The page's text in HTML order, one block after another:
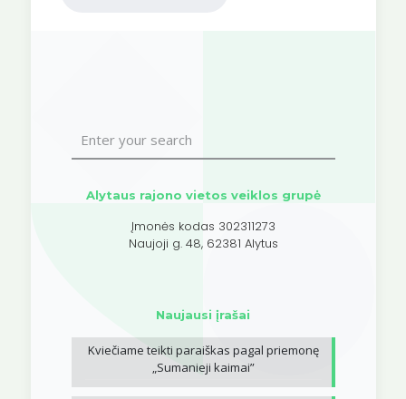
Alytaus rajono vietos veiklos grupė
Įmonės kodas 302311273
Naujoji g. 48, 62381 Alytus
Naujausi įrašai
Kviečiame teikti paraiškas pagal priemonę
„Sumanieji kaimai”